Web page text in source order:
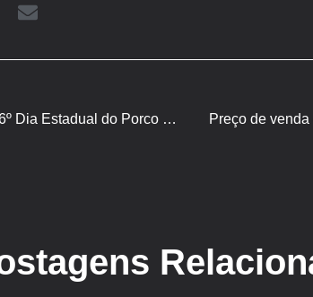
Comitiva entrega convite do 46º Dia Estadual do Porco para autoridades
Preço de